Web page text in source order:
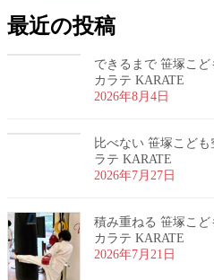
最近の投稿
できるまで 笹塚こ
カラテ KARATE
2026年8月4日
比べない 笹塚こど
ラテ KARATE
2026年7月27日
積み重ねる 笹塚こ
カラテ KARATE
2026年7月21日